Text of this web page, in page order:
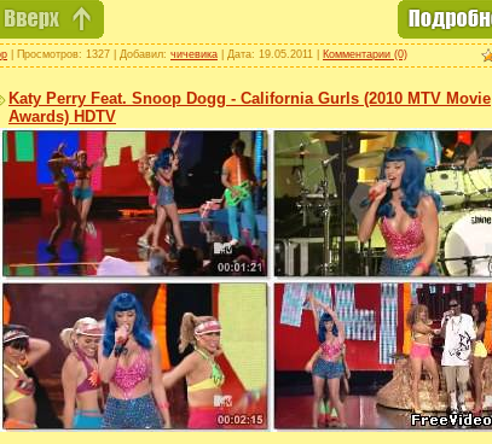
| Просмотров: 1327 | Добавил: чичевика | Дата: 19.05.2011 Комментарии (0)
Katy Perry Feat. Snoop Dogg - California Gurls (2010 MTV Movie
Awards) HDTV